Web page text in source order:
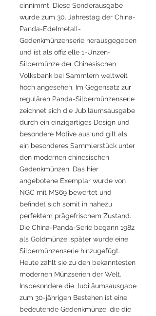
einnimmt. Diese Sonderausgabe
wurde zum 30. Jahrestag der China-
Panda-Edelmetall-
Gedenkmünzenserie herausgegeben
und ist als offizielle 1-Unzen-
Silbermünze der Chinesischen
Volksbank bei Sammlern weltweit
hoch angesehen. Im Gegensatz zur
regulären Panda-Silbermünzenserie
zeichnet sich die Jubiläumsausgabe
durch ein einzigartiges Design und
besondere Motive aus und gilt als
ein besonderes Sammlerstück unter
den modernen chinesischen
Gedenkmünzen. Das hier
angebotene Exemplar wurde von
NGC mit MS69 bewertet und
befindet sich somit in nahezu
perfektem prägefrischem Zustand.
Die China-Panda-Serie begann 1982
als Goldmünze, später wurde eine
Silbermünzenserie hinzugefügt.
Heute zählt sie zu den bekanntesten
modernen Münzserien der Welt.
Insbesondere die Jubiläumsausgabe
zum 30-jährigen Bestehen ist eine
bedeutende Gedenkmünze, die die